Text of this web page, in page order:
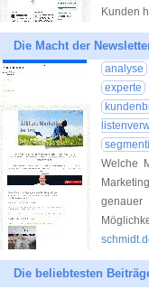
Kunden
Die Macht der
analyse
experte
Welche
Die beliebtesten